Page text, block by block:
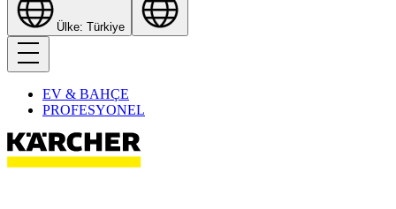
Ülke: Türkiye
EV & BAHÇE
PROFESYONEL